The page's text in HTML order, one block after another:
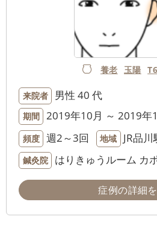
養老 玉陽
来院者 男性 40 代
期間 2019年10月 ～ 2019年
頻度 週2～3回 地域 JR品
鍼灸院 はりきゅうルーム カ
症例の詳細